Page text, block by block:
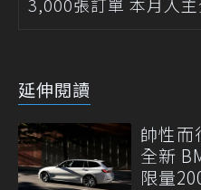
延伸閱讀
帥性而
全新
限量